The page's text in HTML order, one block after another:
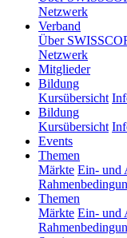
Netzwerk
Verband
Über
Netzwerk
Mitglieder(current)
Bildung(current)
Kursübersicht
Bildung(current)
Kursübersicht
Events(current)
Themen
Märkte Ein- und
Themen
Märkte Ein- und